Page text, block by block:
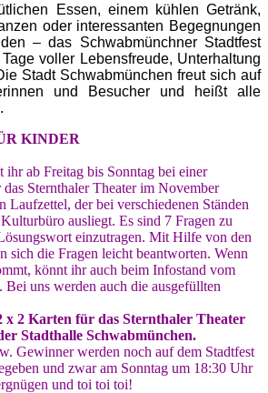
Essen, einem kühlen Getränk,
oder interessanten Begegnungen
– das Schwabmünchner Stadtfest
voller Lebensfreude, Unterhaltung
Stadt Schwabmünchen freut sich auf
und Besucher und heißt alle
KINDER
ihr ab Freitag bis Sonntag bei einer
Sternthaler Theater im November
Laufzettel, der bei verschiedenen Ständen
ausliegt. Es sind 7 Fragen zu
einzutragen. Mit Hilfe von den
sich die Fragen leicht beantworten. Wenn
könnt ihr auch beim Infostand vom
uns werden auch die ausgefüllten
x 2 Karten für das Sternthaler Theater
Stadthalle Schwabmünchen.
Gewinner werden noch auf dem Stadtfest
und zwar am Sonntag um 18:30 Uhr
und toi toi toi!